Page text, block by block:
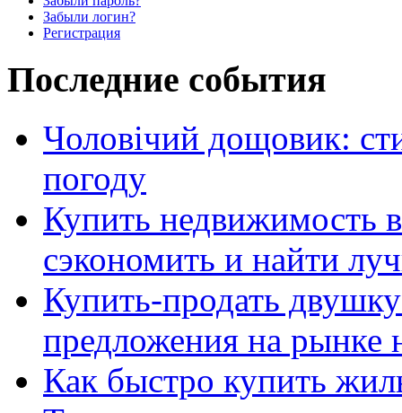
Забыли логин?
Регистрация
Последние события
Чоловічий дощовик:
погоду
Купить недвижимость
сэкономить и найти
Купить-продать
предложения на рынке
Как быстро купить